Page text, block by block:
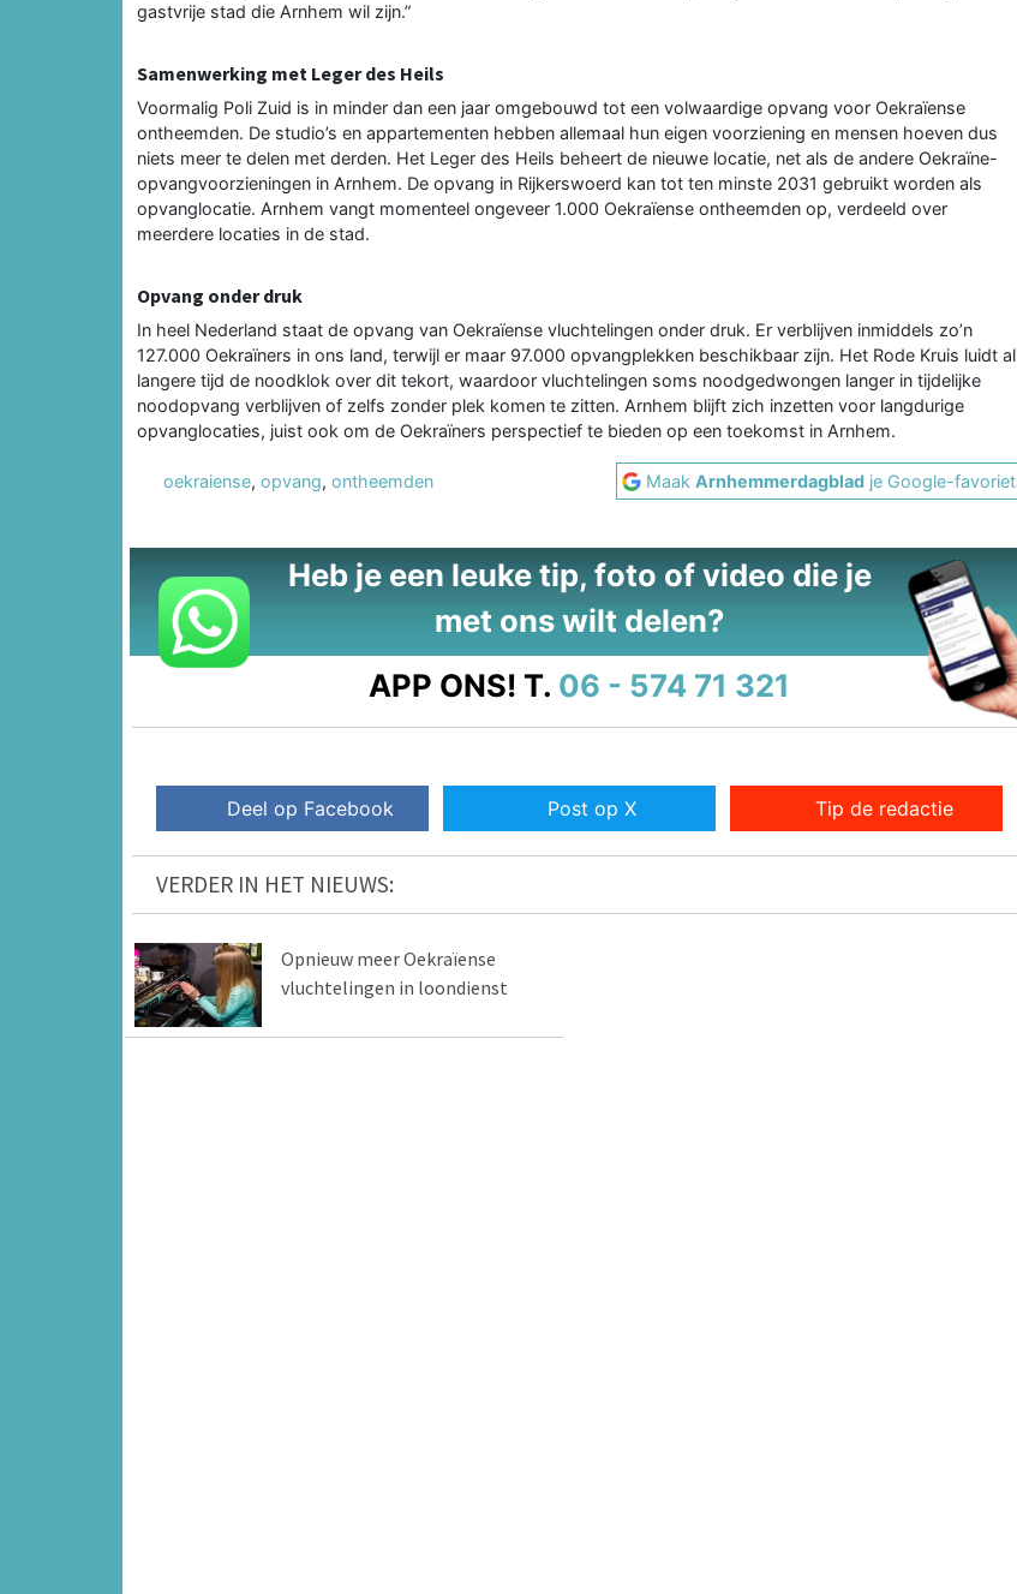
gastvrije stad die Arnhem wil zijn.”
Samenwerking met Leger des Heils
Voormalig Poli Zuid is in minder dan een jaar omgebouwd tot een volwaardige opvang voor Oekraïense
ontheemden. De studio’s en appartementen hebben allemaal hun eigen voorziening en mensen hoeven dus
niets meer te delen met derden. Het Leger des Heils beheert de nieuwe locatie, net als de andere Oekraïne-
opvangvoorzieningen in Arnhem. De opvang in Rijkerswoerd kan tot ten minste 2031 gebruikt worden als
opvanglocatie. Arnhem vangt momenteel ongeveer 1.000 Oekraïense ontheemden op, verdeeld over
meerdere locaties in de stad.
Opvang onder druk
In heel Nederland staat de opvang van Oekraïense vluchtelingen onder druk. Er verblijven inmiddels zo’n
127.000 Oekraïners in ons land, terwijl er maar 97.000 opvangplekken beschikbaar zijn. Het Rode Kruis luidt al
langere tijd de noodklok over dit tekort, waardoor vluchtelingen soms noodgedwongen langer in tijdelijke
noodopvang verblijven of zelfs zonder plek komen te zitten. Arnhem blijft zich inzetten voor langdurige
opvanglocaties, juist ook om de Oekraïners perspectief te bieden op een toekomst in Arnhem.
oekraiense, opvang, ontheemden MaakArnhemmerdagblad je Google-favoriet
Heb je een leuke tip, foto of video die je
met ons wilt delen?
APP ONS! T. 06 - 574 71 321
Deel op Facebook Post op X Tip de redactie
VERDER IN HET NIEUWS:
Opnieuw meer Oekraïense
vluchtelingen in loondienst